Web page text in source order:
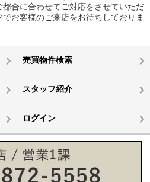
合に合わせてご対応をさせていただ
お客様のご来店をお待ちしておりま
売買物件検索
スタッフ紹介
ログイン